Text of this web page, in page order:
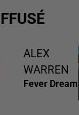
ALEX
WARREN
Fever Dream